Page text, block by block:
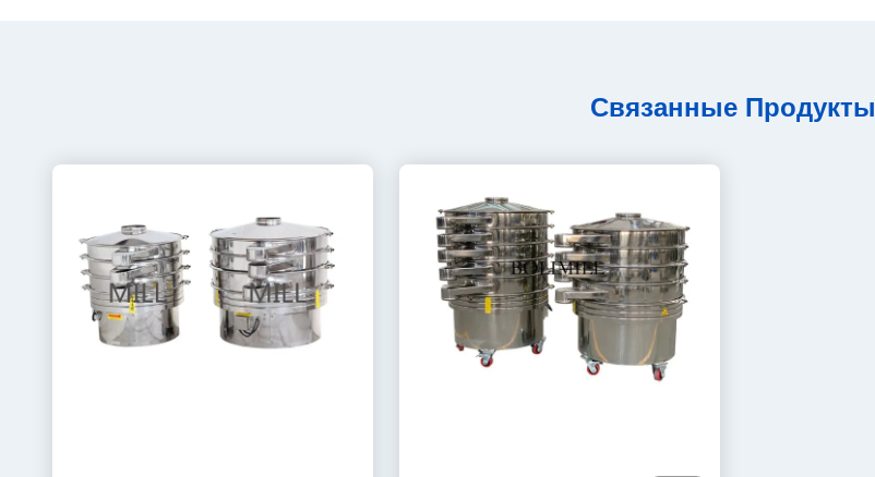
Связанные Продукты